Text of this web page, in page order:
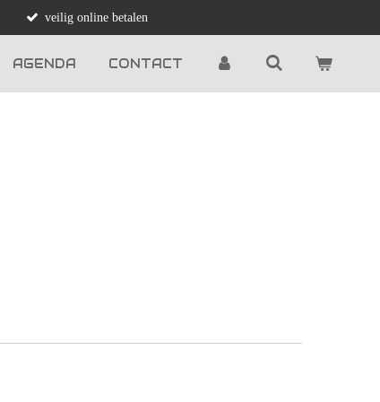
veilig online betalen
AGENDA CONTACT